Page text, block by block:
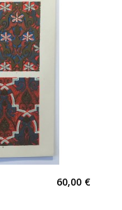
60,00 €